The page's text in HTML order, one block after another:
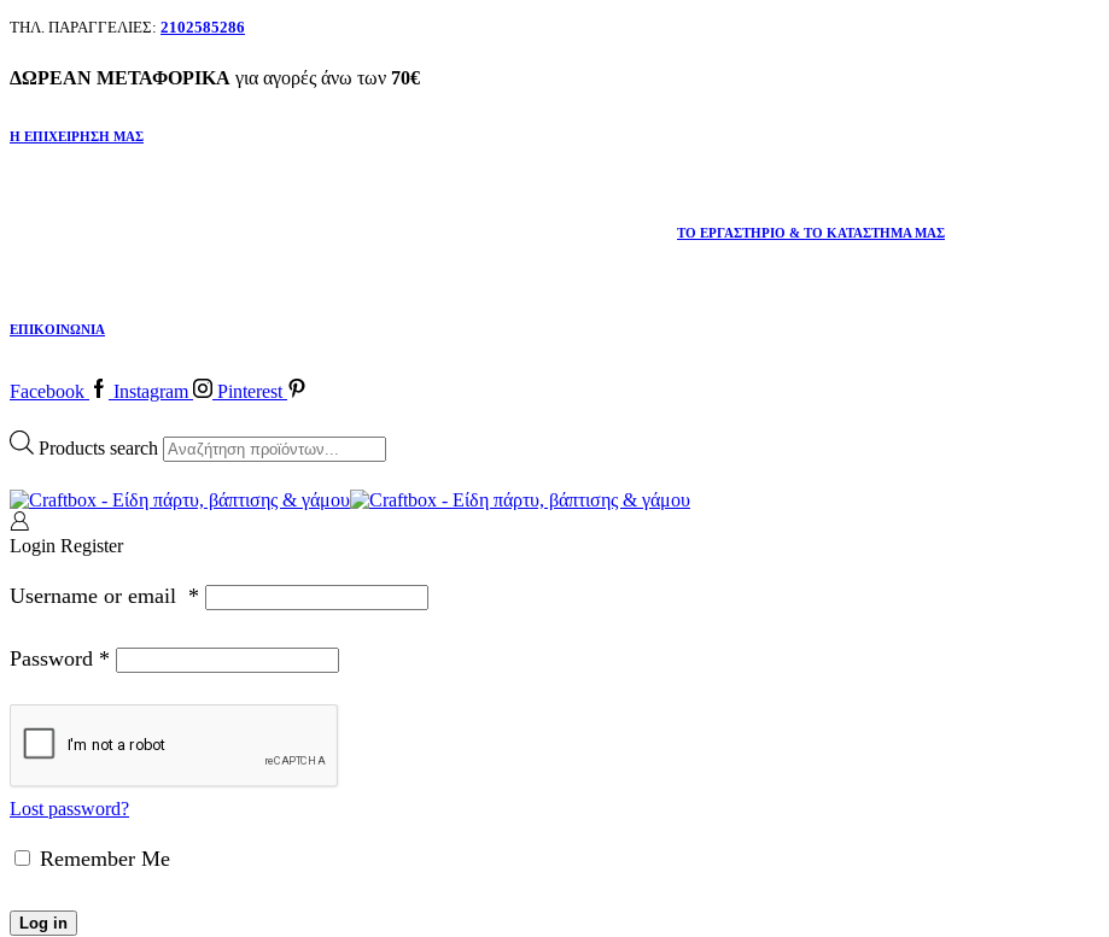
ΤΗΛ. ΠΑΡΑΓΓΕΛΙΕΣ: 2102585286
ΔΩΡΕΑΝ ΜΕΤΑΦΟΡΙΚΑ για αγορές άνω των 70€
Η ΕΠΙΧΕΙΡΗΣΗ ΜΑΣ
ΤΟ ΕΡΓΑΣΤΗΡΙΟ & ΤΟ ΚΑΤΑΣΤΗΜΑ ΜΑΣ
ΕΠΙΚΟΙΝΩΝΙΑ
Facebook Instagram Pinterest
Products search
Login Register
Username or email *
Password *
Lost password?
Remember Me
Log in